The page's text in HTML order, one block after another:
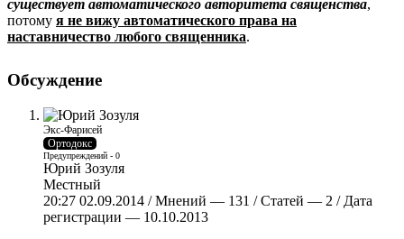
существует автоматического авторитета священства,
потому я не вижу автоматического права на
наставничество любого священника.
Обсуждение
Экс-Фарисей
Ортодокс
Предупреждений - 0
Юрий Зозуля
Местный
20:27 02.09.2014 / Мнений — 131 / Статей — 2 / Дата
регистрации — 10.10.2013